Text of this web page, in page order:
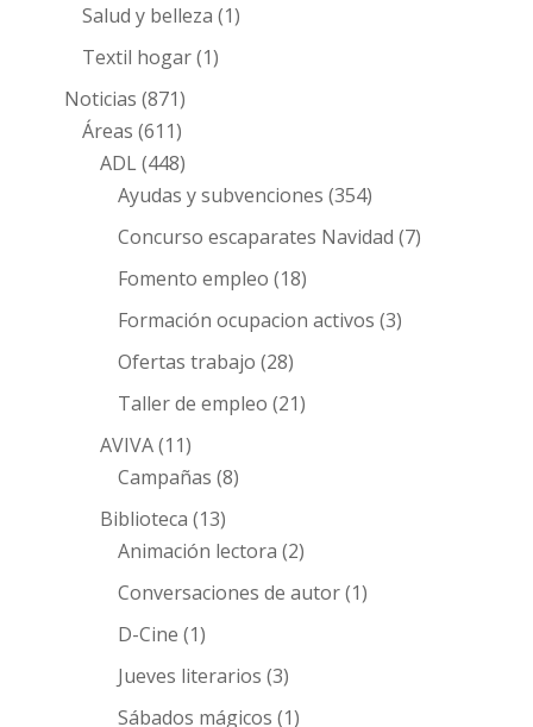
Salud y belleza (1)
Textil hogar(1)
Noticias (871)
Áreas (611)
ADL(448)
Ayudas y subvenciones (354)
Concurso escaparates Navidad (7)
Fomento empleo (18)
Formación ocupacion activos (3)
Ofertas trabajo (28)
Taller de empleo (21)
AVIVA(11)
Campañas (8)
Biblioteca (13)
Animación lectora (2)
Conversaciones de autor(1)
D-Cine (1)
Jueves literarios (3)
Sábados mágicos (1)